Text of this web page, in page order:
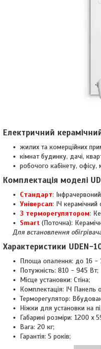
Електричний
жилих та комерційних
кімнат будинку, дачі,
робочого кабінету, офісу,
Комплектація моделі
Стандарт:
Універсал: ІЧ
З терморегулятором:
Smart (Поточна):
Для встановлення
Характеристики UDEN-
Площа опалення: до 16 -
Потужність: 810 - 945 Вт;
Місце установки: Стіна;
Комплектація: ІЧ Панель
Терморегулятор:
Ніжки для установки на
Габарині розміри: 1200 х
Вага: 20 кг;
Гарантія: 5 років;